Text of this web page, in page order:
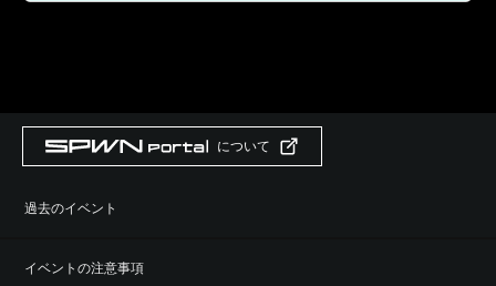
について
過去のイベント
イベントの注意事項